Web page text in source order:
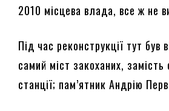
2010 місцева влада, все ж не
Під час реконструкції тут
самий міст закоханих, замість
станції; пам’ятник Андрію